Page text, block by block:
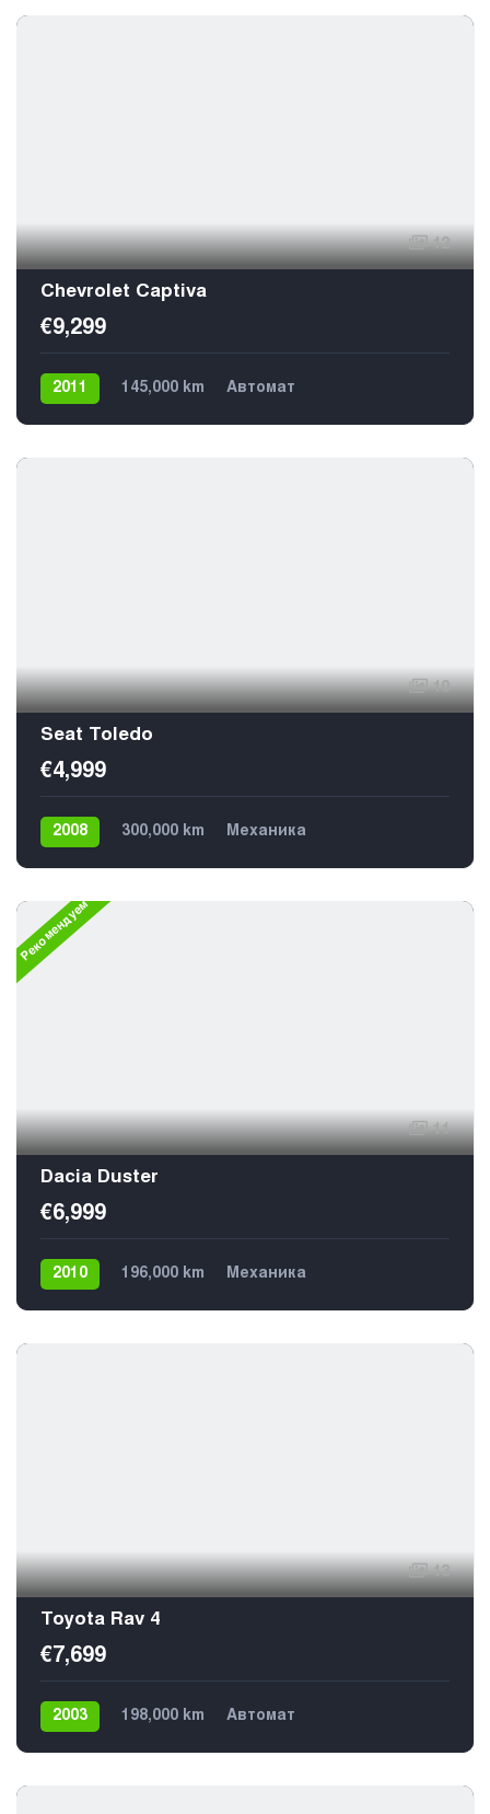
12
Chevrolet Captiva
€9,299
2011 145,000 km
Автомат
10
Seat Toledo
€4,999
2008 300,000 km
Механика
Рекомендуем
11
Dacia Duster
€6,999
2010 196,000 km
Механика
13
Toyota Rav 4
€7,699
2003 198,000 km
Автомат